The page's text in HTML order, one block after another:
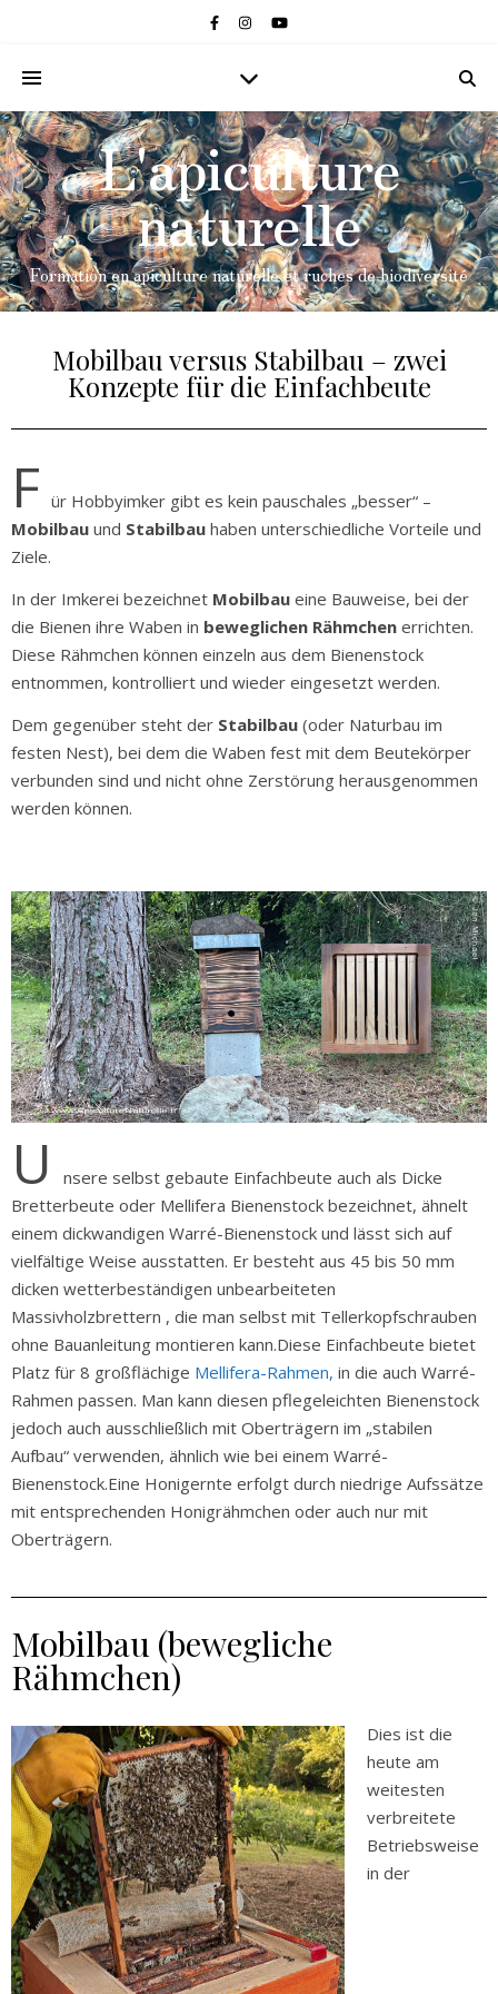
L'apiculture
naturelle
Formation en apiculture naturelle et ruches de biodiversité
Mobilbau versus Stabilbau – zwei
Konzepte für die Einfachbeute
F ür Hobbyimker gibt es kein pauschales „besser“ –
Mobilbau und Stabilbau haben unterschiedliche Vorteile und
Ziele.
In der Imkerei bezeichnet Mobilbau eine Bauweise, bei der
die Bienen ihre Waben in beweglichen Rähmchen errichten.
Diese Rähmchen können einzeln aus dem Bienenstock
entnommen, kontrolliert und wieder eingesetzt werden.
Dem gegenüber steht der Stabilbau (oder Naturbau im
festen Nest), bei dem die Waben fest mit dem Beutekörper
verbunden sind und nicht ohne Zerstörung herausgenommen
werden können.
U
nsere selbst gebaute Einfachbeute auch als Dicke
Bretterbeute oder Mellifera Bienenstock bezeichnet, ähnelt
einem dickwandigen Warré-Bienenstock und lässt sich auf
vielfältige Weise ausstatten. Er besteht aus 45 bis 50 mm
dicken wetterbeständigen unbearbeiteten
Massivholzbrettern , die man selbst mit Tellerkopfschrauben
ohne Bauanleitung montieren kann.Diese Einfachbeute bietet
Platz für 8 großflächige Mellifera-Rahmen, in die auch Warré-
Rahmen passen. Man kann diesen pflegeleichten Bienenstock
jedoch auch ausschließlich mit Oberträgern im „stabilen
Aufbau“ verwenden, ähnlich wie bei einem Warré-
Bienenstock.Eine Honigernte erfolgt durch niedrige Aufssätze
mit entsprechenden Honigrähmchen oder auch nur mit
Oberträgern.
Mobilbau (bewegliche
Rähmchen)
Dies ist die
heute am
weitesten
verbreitete
Betriebsweise
in der